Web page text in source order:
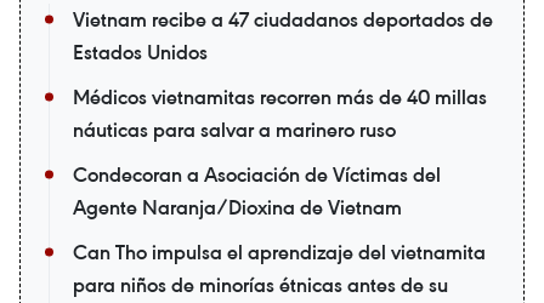
Vietnam recibe a 47 ciudadanos deportados de
Estados Unidos
Médicos vietnamitas recorren más de 40 millas
náuticas para salvar a marinero ruso
Condecoran a Asociación de Víctimas del
Agente Naranja/Dioxina de Vietnam
Can Tho impulsa el aprendizaje del vietnamita
para niños de minorías étnicas antes de su